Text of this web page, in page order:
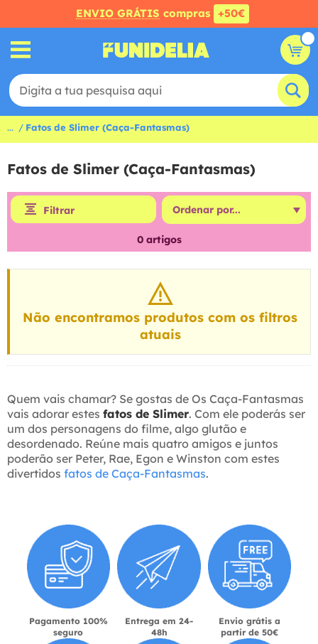
ENVIO GRÁTIS compras +50€
... Fatos de Slimer (Caça-Fantasmas)
Fatos de Slimer (Caça-Fantasmas)
Filtrar
0artigos
Não encontramos produtos com os filtros
atuais
Quem vais chamar? Se gostas de Os Caça-Fantasmas
vais adorar estes fatos de Slimer. Com ele poderás ser
um dos personagens do filme, algo glutão e
desordenado. Reúne mais quatro amigos e juntos
poderão ser Peter, Rae, Egon e Winston com estes
divertidos fatos de Caça-Fantasmas.
Pagamento 100%
seguro
Entrega em 24-
48h
Envio grátis a
partir de 50€